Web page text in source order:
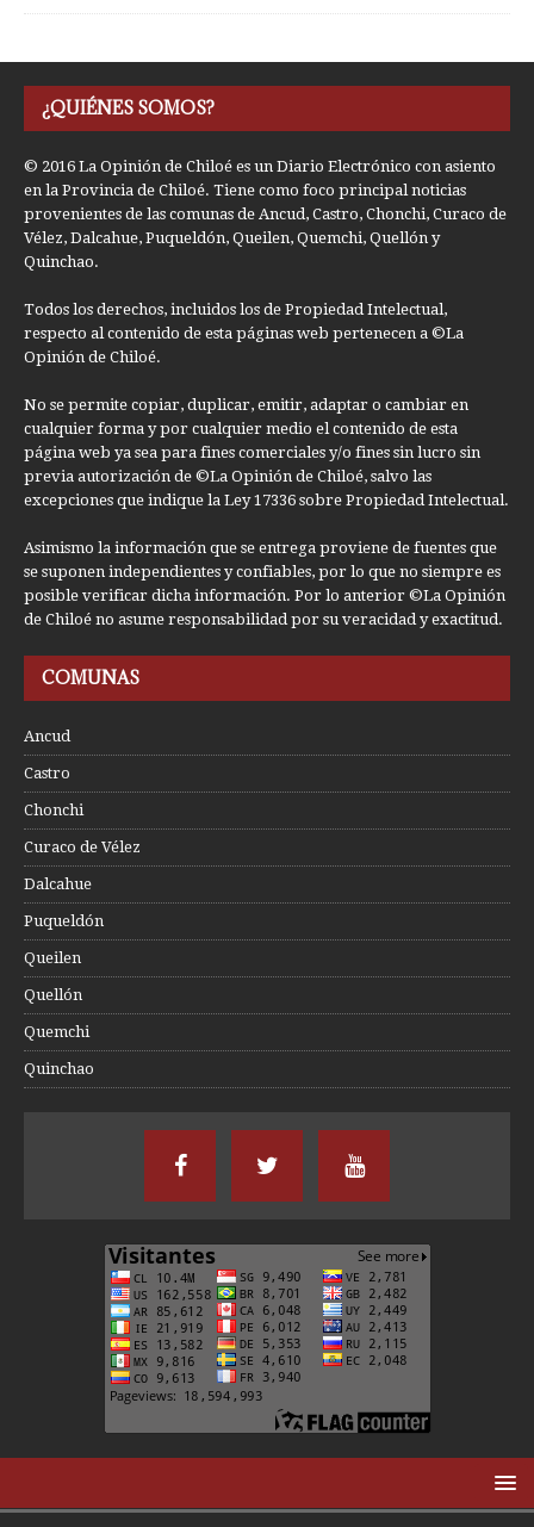
¿QUIÉNES SOMOS?
© 2016 La Opinión de Chiloé es un Diario Electrónico con asiento
en la Provincia de Chiloé. Tiene como foco principal noticias
provenientes de las comunas de Ancud, Castro, Chonchi, Curaco de
Vélez, Dalcahue, Puqueldón, Queilen, Quemchi, Quellón y
Quinchao.
Todos los derechos, incluidos los de Propiedad Intelectual,
respecto al contenido de esta páginas web pertenecen a ©La
Opinión de Chiloé.
No se permite copiar, duplicar, emitir, adaptar o cambiar en
cualquier forma y por cualquier medio el contenido de esta
página web ya sea para fines comerciales y/o fines sin lucro sin
previa autorización de ©La Opinión de Chiloé, salvo las
excepciones que indique la Ley 17336 sobre Propiedad Intelectual.
Asimismo la información que se entrega proviene de fuentes que
se suponen independientes y confiables, por lo que no siempre es
posible verificar dicha información. Por lo anterior ©La Opinión
de Chiloé no asume responsabilidad por su veracidad y exactitud.
COMUNAS
Ancud
Castro
Chonchi
Curaco de Vélez
Dalcahue
Puqueldón
Queilen
Quellón
Quemchi
Quinchao